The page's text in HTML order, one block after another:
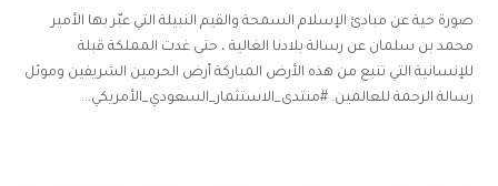
صورة حية عن مبادئ الإسلام السمحة والقيم النبيلة التي عبّر بها الأمير
محمد بن سلمان عن رسالة بلادنا الغالية ، حتى غدت المملكة قبلة
للإنسانية التي تنبع من هذه الأرض المباركة أرض الحرمين الشريفين وموئل
رسالة الرحمة للعالمين. #منتدى_الاستثمار_السعودي_الأمريكي...